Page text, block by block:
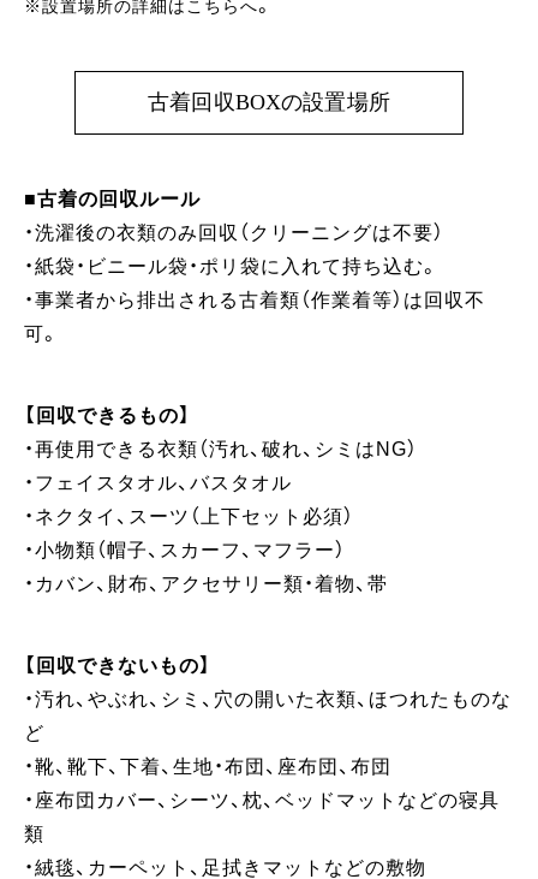
※設置場所の詳細はこちらへ。
古着回収BOXの設置場所
■古着の回収ルール
・洗濯後の衣類のみ回収（クリーニングは不要）
・紙袋・ビニール袋・ポリ袋に入れて持ち込む。
・事業者から排出される古着類（作業着等）は回収不
可。
【回収できるもの】
・再使用できる衣類（汚れ、破れ、シミはNG）
・フェイスタオル、バスタオル
・ネクタイ、スーツ（上下セット必須）
・小物類（帽子、スカーフ、マフラー）
・カバン、財布、アクセサリー類・着物、帯
【回収できないもの】
・汚れ、やぶれ、シミ、穴の開いた衣類、ほつれたものな
ど
・靴、靴下、下着、生地・布団、座布団、布団
・座布団カバー、シーツ、枕、ベッドマットなどの寝具
類
・絨毯、カーペット、足拭きマットなどの敷物